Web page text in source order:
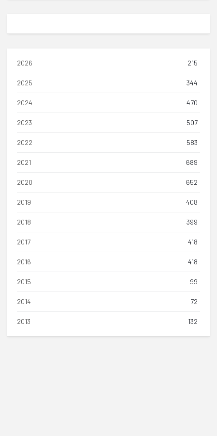
2026 215
2025 344
2024 470
2023 507
2022 583
2021 689
2020 652
2019 408
2018 399
2017 418
2016 418
2015 99
2014 72
2013 132